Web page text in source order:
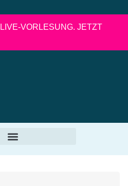
LIVE-VORLESUNG. JETZT